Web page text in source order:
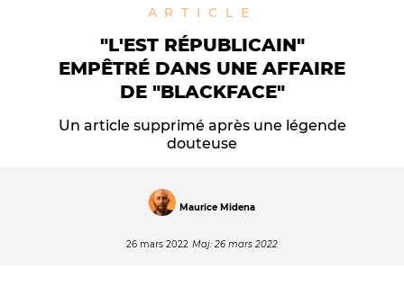
ARTICLE
"L'EST RÉPUBLICAIN"
EMPÊTRÉ DANS UNE AFFAIRE
DE "BLACKFACE"
Un article supprimé après une légende
douteuse
Maurice Midena
26 mars 2022 Maj: 26 mars 2022